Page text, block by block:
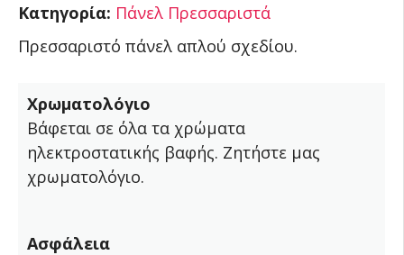
Κατηγορία: Πάνελ Πρεσσαριστά
Πρεσσαριστό πάνελ απλού σχεδίου.
Χρωματολόγιο
Βάφεται σε όλα τα χρώματα
ηλεκτροστατικής βαφής. Ζητήστε μας
χρωματολόγιο.
Ασφάλεια